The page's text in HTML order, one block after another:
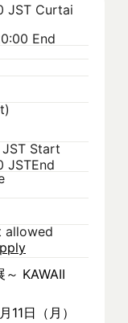
JST Curtai
End
Start
JSTEnd
allowed
KAWAII
日（月）